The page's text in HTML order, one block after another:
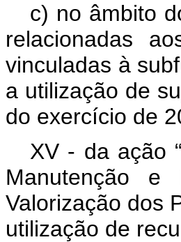
c) no âmbito
relacionadas
vinculadas à
a utilização de
do exercício de
XV - da ação
Manutenção e
Valorização dos
utilização de